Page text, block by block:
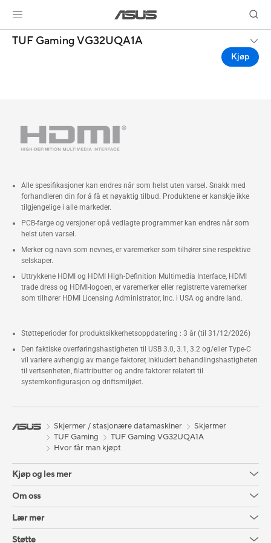
TUF Gaming VG32UQA1A
Kjøp
Alle spesifikasjoner kan endres når som helst uten varsel. Snakk med
forhandleren din for å få et nøyaktig tilbud. Produktene er kanskje ikke
tilgjengelige i alle markeder.
PCB-farge og versjoner opå vedlagte programmer kan endres når som
helst uten varsel.
Merker og navn som nevnes, er varemerker som tilhører sine respektive
selskaper.
Uttrykkene HDMI og HDMI High-Definition Multimedia Interface, HDMI
trade dress og HDMI-logoen, er varemerker eller registrerte varemerker
som tilhører HDMI Licensing Administrator, Inc. i USA og andre land.
Støtteperioder for produktsikkerhetsoppdatering : 3 år (til 31/12/2026)
Den faktiske overføringshastigheten til USB 3.0, 3.1, 3.2 og/eller Type-C
vil variere avhengig av mange faktorer, inkludert behandlingshastigheten
til vertsenheten, filattributter og andre faktorer relatert til
systemkonfigurasjon og driftsmiljøet.
Skjermer / stasjonære datamaskiner
Skjermer
TUF Gaming
TUF Gaming VG32UQA1A
Hvor får man kjøpt
Kjøp og les mer
Om oss
Lær mer
Støtte